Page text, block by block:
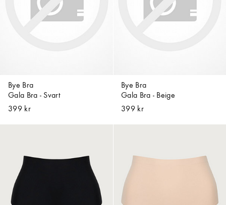
Bye Bra
Gala Bra - Svart
399 kr
Bye Bra
Gala Bra - Beige
399 kr